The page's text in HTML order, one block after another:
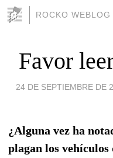
ROCKO WEBLOG
Favor
24 DE SEPTIEMBRE DE
¿Alguna vez ha
plagan los